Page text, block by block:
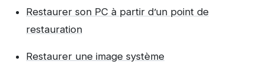
Restaurer son PC à partir d’un point de
restauration
Restaurer une image système